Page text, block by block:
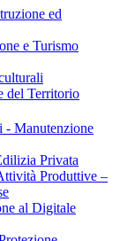
ed
e Turismo
del Territorio
Manutenzione
Privata
Produttive –
al Digitale